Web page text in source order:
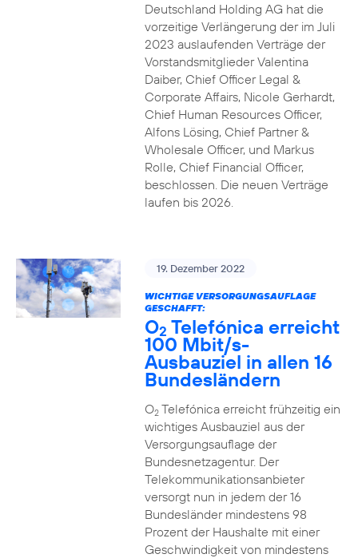
Deutschland Holding AG hat die
vorzeitige Verlängerung der im Juli
2023 auslaufenden Verträge der
Vorstandsmitglieder Valentina
Daiber, Chief Officer Legal &
Corporate Affairs, Nicole Gerhardt,
Chief Human Resources Officer,
Alfons Lösing, Chief Partner &
Wholesale Officer, und Markus
Rolle, Chief Financial Officer,
beschlossen. Die neuen Verträge
laufen bis 2026.
19. Dezember 2022
WICHTIGE VERSORGUNGSAUFLAGE
GESCHAFFT:
O2 Telefónica erreicht
100 Mbit/s-
Ausbauziel in allen 16
Bundesländern
O2Telefónica erreicht frühzeitig ein
wichtiges Ausbauziel aus der
Versorgungsauflage der
Bundesnetzagentur. Der
Telekommunikationsanbieter
versorgt nun in jedem der 16
Bundesländer mindestens 98
Prozent der Haushalte mit einer
Geschwindigkeit von mindestens